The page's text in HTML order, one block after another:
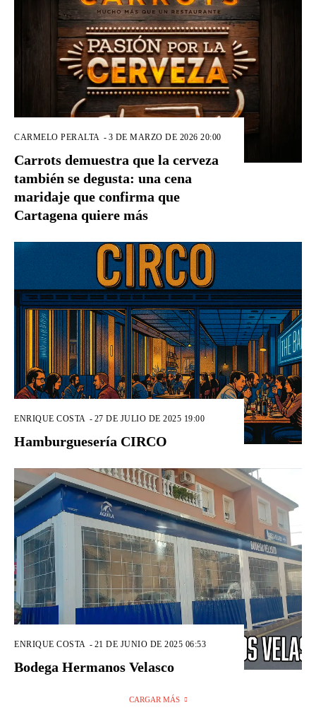
CARMELO PERALTA - 3 DE MARZO DE 2026 20:00
Carrots demuestra que la cerveza
también se degusta: una cena
maridaje que confirma que
Cartagena quiere más
ENRIQUE COSTA - 27 DE JULIO DE 2025 19:00
Hamburguesería CIRCO
ENRIQUE COSTA - 21 DE JUNIO DE 2025 06:53
Bodega Hermanos Velasco
CARGAR MÁS